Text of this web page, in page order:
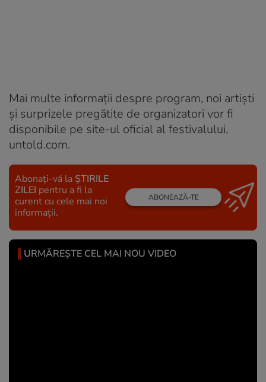
Mai multe informații despre program, noi artiști
și surprizele pregătite de organizatori vor fi
disponibile pe site-ul oficial al festivalului,
untold.com.
Abonați-vă la ȘTIRILE
ZILEI pentru a fi la
curent cu cele mai noi
informații.
ABONEAZĂ-TE
URMĂREȘTE CEL MAI NOU VIDEO